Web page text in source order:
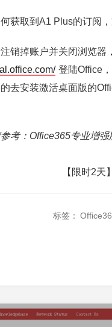
获取到A1 Plus的订阅，
销掉账户并关闭浏览
登陆Office
去安装激活桌面版的
考：Office365专业增
标签：